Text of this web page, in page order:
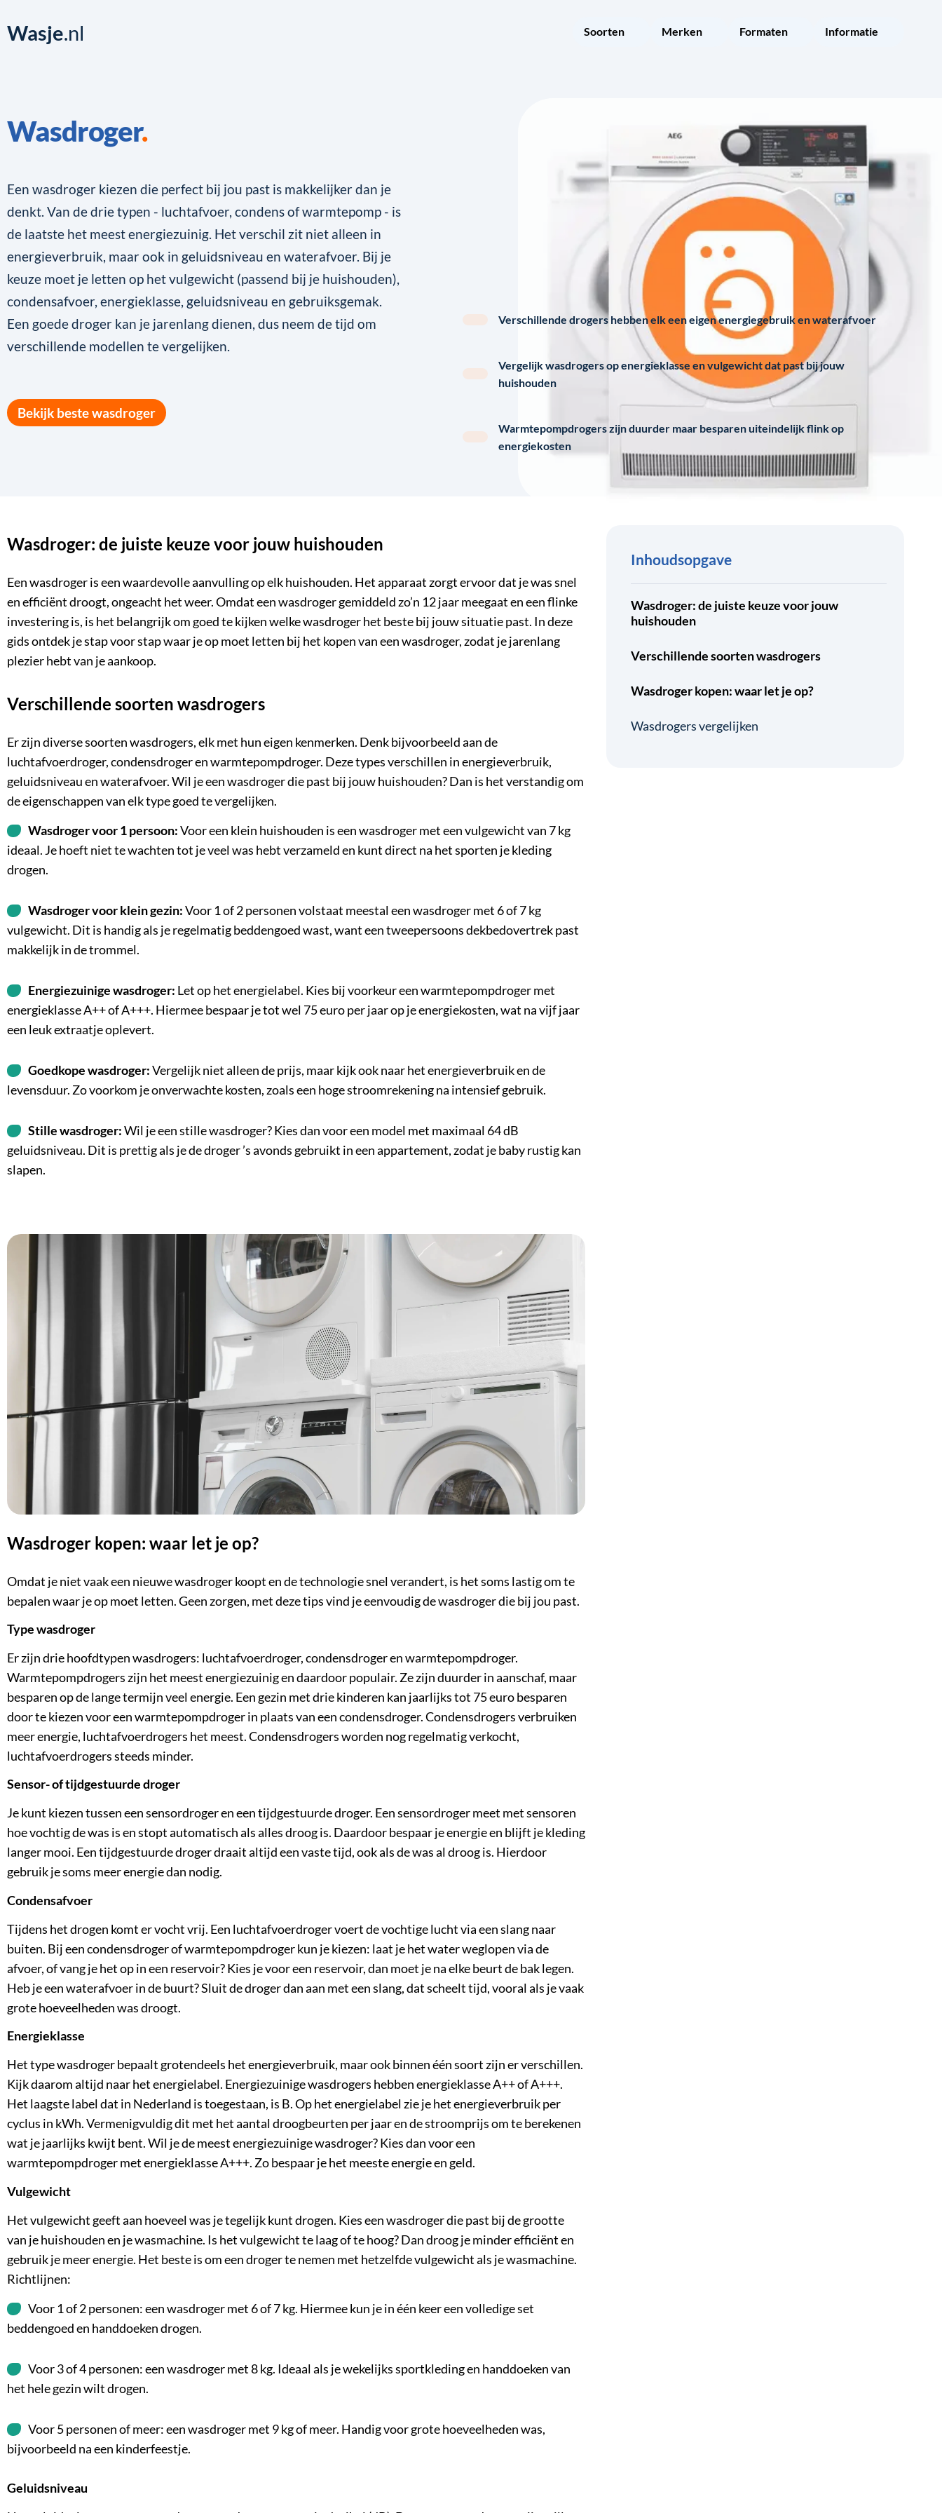
Wasje.nl Soorten Merken Formaten Informatie
Wasdroger
Een wasdroger kiezen die perfect bij jou past is makkelijker dan je
denkt. Van de drie typen - luchtafvoer, condens of warmtepomp - is
de laatste het meest energiezuinig. Het verschil zit niet alleen in
energieverbruik, maar ook in geluidsniveau en waterafvoer. Bij je
keuze moet je letten op het vulgewicht (passend bij je huishouden),
condensafvoer, energieklasse, geluidsniveau en gebruiksgemak.
Een goede droger kan je jarenlang dienen, dus neem de tijd om
verschillende modellen te vergelijken.
Bekijk beste wasdroger
Verschillende drogers hebben elk een eigen energiegebruik en waterafvoer
Vergelijk wasdrogers op energieklasse en vulgewicht dat past bij jouw
huishouden
Warmtepompdrogers zijn duurder maar besparen uiteindelijk flink op
energiekosten
Wasdroger: de juiste keuze voor jouw huishouden
Een wasdroger is een waardevolle aanvulling op elk huishouden. Het apparaat zorgt ervoor dat je was snel
en efficiënt droogt, ongeacht het weer. Omdat een wasdroger gemiddeld zo’n 12 jaar meegaat en een flinke
investering is, is het belangrijk om goed te kijken welke wasdroger het beste bij jouw situatie past. In deze
gids ontdek je stap voor stapwaar je op moet letten bij het kopen van een wasdroger, zodat je jarenlang
plezier hebt van je aankoop.
Verschillende soorten wasdrogers
Er zijn diversesoorten wasdrogers, elk met hun eigen kenmerken. Denk bijvoorbeeld aan de
luchtafvoerdroger, condensdroger en warmtepompdroger. Deze types verschillen inenergieverbruik,
geluidsniveau en waterafvoer. Wil je een wasdroger die past bij jouw huishouden? Dan is het verstandig om
de eigenschappen van elk type goed te vergelijken.
Wasdroger voor 1 persoon:Voor een klein huishouden is een wasdroger met eenvulgewichtvan 7 kg
ideaal. Je hoeft niet te wachten tot je veel was hebt verzameld en kunt direct na het sporten je kleding
drogen.
Wasdroger voor klein gezin:Voor 1 of 2 personen volstaat meestal een wasdroger met 6 of 7 kg
vulgewicht. Dit is handig als je regelmatig beddengoed wast, want een tweepersoons dekbedovertrek past
makkelijk in de trommel.
Energiezuinige wasdroger: Let op het energielabel. Kies bij voorkeur een warmtepompdroger met
energieklasse A++ of A+++. Hiermee bespaar je tot wel 75 euro per jaar op je energiekosten, wat na vijf jaar
een leuk extraatje oplevert.
Goedkope wasdroger:Vergelijk niet alleen de prijs, maar kijk ook naar het energieverbruik en de
levensduur. Zo voorkom je onverwachte kosten, zoals een hoge stroomrekening na intensief gebruik.
Stille wasdroger:Wil je een stille wasdroger? Kies dan voor een model met maximaal 64 dB
geluidsniveau. Dit is prettig als je de droger ’s avonds gebruikt in een appartement, zodat je baby rustig kan
slapen.
Inhoudsopgave
Wasdroger: de juiste keuze voor jouw
huishouden
Verschillende soorten wasdrogers
Wasdroger kopen: waar let je op?
Wasdrogers vergelijken
Wasdroger kopen: waar let je op?
Omdat je niet vaak een nieuwe wasdroger koopt en de technologie snel verandert, is het soms lastig om te
bepalen waar je op moet letten. Geen zorgen, met deze tips vind je eenvoudig de wasdroger die bij jou past.
Type wasdroger
Er zijn drie hoofdtypen wasdrogers: luchtafvoerdroger, condensdroger en warmtepompdroger.
Warmtepompdrogers zijn het meest energiezuinig en daardoor populair. Ze zijn duurder in aanschaf, maar
besparen op de lange termijn veel energie. Een gezin met drie kinderen kan jaarlijks tot 75 euro besparen
door te kiezen voor een warmtepompdroger in plaats van een condensdroger. Condensdrogers verbruiken
meer energie, luchtafvoerdrogers het meest. Condensdrogers worden nog regelmatig verkocht,
luchtafvoerdrogers steeds minder.
Sensor- of tijdgestuurde droger
Je kunt kiezen tussen een sensordroger en een tijdgestuurde droger. Een sensordroger meet met sensoren
hoe vochtig de was is en stopt automatisch als alles droog is. Daardoor bespaar je energie en blijft je kleding
langer mooi. Een tijdgestuurde droger draait altijd een vaste tijd, ook als de was al droog is. Hierdoor
gebruik je soms meer energie dan nodig.
Condensafvoer
Tijdens het drogen komt er vocht vrij. Een luchtafvoerdroger voert de vochtige lucht via een slang naar
buiten. Bij een condensdroger of warmtepompdroger kun je kiezen: laat je het water weglopen via de
afvoer, of vang je het op in een reservoir? Kies je voor een reservoir, dan moet je na elke beurt de bak legen.
Heb je een waterafvoer in de buurt? Sluit de droger dan aan met een slang, dat scheelt tijd, vooral als je vaak
grote hoeveelheden was droogt.
Energieklasse
Het type wasdroger bepaalt grotendeels het energieverbruik, maar ook binnen één soort zijn er verschillen.
Kijk daarom altijd naar het energielabel. Energiezuinige wasdrogers hebben energieklasse A++ of A+++.
Het laagste label dat in Nederland is toegestaan, is B. Op het energielabel zie je het energieverbruik per
cyclus in kWh. Vermenigvuldig dit met het aantal droogbeurten per jaar en de stroomprijs om te berekenen
wat je jaarlijks kwijt bent. Wil je de meest energiezuinige wasdroger? Kies dan voor een
warmtepompdroger met energieklasse A+++. Zo bespaar je het meeste energie en geld.
Vulgewicht
Het vulgewicht geeft aan hoeveel was je tegelijk kunt drogen. Kies een wasdroger die past bij de grootte
van je huishouden en je wasmachine. Is het vulgewicht te laag of te hoog? Dan droog je minder efficiënt en
gebruik je meer energie. Het beste is om een droger te nemen met hetzelfde vulgewicht als je wasmachine.
Richtlijnen:
Voor 1 of 2 personen: een wasdroger met 6 of 7 kg. Hiermee kun je in één keer een volledige set
beddengoed en handdoeken drogen.
Voor 3 of 4 personen: een wasdroger met 8 kg. Ideaal als je wekelijks sportkleding en handdoeken van
het hele gezin wilt drogen.
Voor 5 personen of meer: een wasdroger met 9 kg of meer. Handig voor grote hoeveelheden was,
bijvoorbeeld na een kinderfeestje.
Geluidsniveau